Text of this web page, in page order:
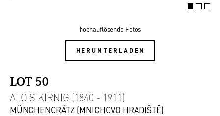
hochauflösende Fotos
HERUNTERLADEN
LOT 50
ALOIS KIRNIG (1840 - 1911)
MÜNCHENGRÄTZ (MNICHOVO HRADIŠTĚ)